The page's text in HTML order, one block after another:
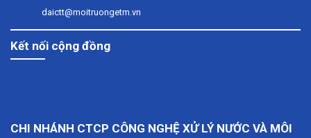
daictt@moitruongetm.vn
Kết nối cộng đồng
CHI NHÁNH CTCP CÔNG NGHỆ XỬ LÝ NƯỚC VÀ MÔI